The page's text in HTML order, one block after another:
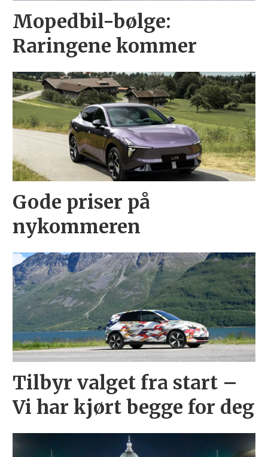
Mopedbil-bølge:
Raringene kommer
Gode priser på
nykommeren
Tilbyr valget fra start –
Vi har kjørt begge for deg